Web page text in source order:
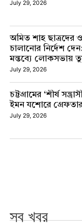
July 29, 2026
অমিত শাহ ছাত্রদের
চালানোর নির্দেশ
মন্তব্যে লোকসভায়
July 29, 2026
চট্টগ্রামের ‘শীর্ষ
ইমন যশোরে
July 29, 2026
সব খবর